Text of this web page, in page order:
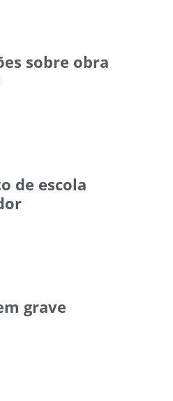
sobre obra
de escola
grave